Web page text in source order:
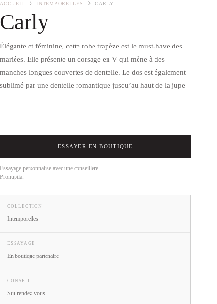
ACCUEIL INTEMPORELLES CARLY
Carly
Élégante et féminine, cette robe trapèze est le must-have des
mariées. Elle présente un corsage en V qui mène à des
manches longues couvertes de dentelle. Le dos est également
sublimé par une dentelle romantique jusqu’au haut de la jupe.
ESSAYER EN BOUTIQUE
Essayage personnalise avec une conseillere
Pronuptia.
COLLECTION
Intemporelles
ESSAYAGE
En boutique partenaire
CONSEIL
Sur rendez-vous